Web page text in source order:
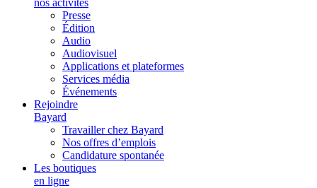
nos activités
Presse
Édition
Audio
Audiovisuel
Applications et plateformes
Services média
Événements
Rejoindre
Bayard
Travailler chez Bayard
Nos offres d’emplois
Candidature spontanée
Les boutiques
en ligne